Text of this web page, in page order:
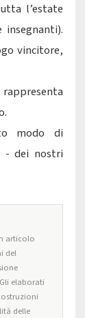
l’estate
vincitore,
modo di
- dei nostri
articolo
del
elaborati
delle